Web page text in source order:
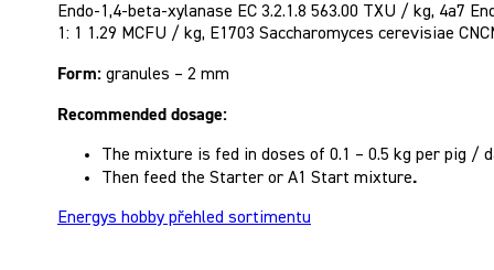
Endo-1,4-beta-xylanase EC 3.2.1.8 563.00 TXU / kg, 4a7
1: 1 1.29 MCFU / kg, E1703 Saccharomyces cerevisiae
Form: granules – 2 mm
Recommended dosage:
The mixture is fed in doses of 0.1 – 0.5 kg per pig /
Then feed the Starter or A1 Start mixture.
Energys hobby přehled sortimentu